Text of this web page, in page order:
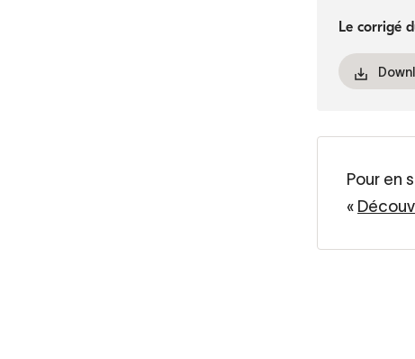
Le corrigé
Pour en
«